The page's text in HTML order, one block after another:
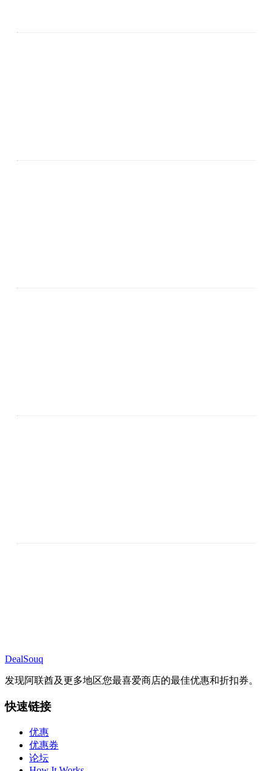
DealSouq
发现阿联酋及更多地区您最喜爱商店的最佳优惠和折扣券。
快速链接
优惠
优惠券
论坛